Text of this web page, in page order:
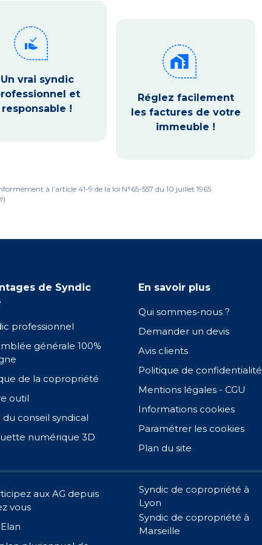
approval_delegation
Un vrai syndic
et
responsable !
home_work
Réglez facilement
les factures de votre
immeuble !
à l’article 41-9 de la loi N°65-557 du 10 juillet 1965
de Syndic
professionnel
générale 100%
de la copropriété
outil
du conseil syndical
numérique 3D
En savoir plus
Qui sommes-nous ?
Demander un devis
Avis clients
Politique de confidentialité
Mentions légales - CGU
Informations cookies
Paramétrer les cookies
Plan du site
aux AG depuis
vous
Syndic de copropriété à
Lyon
Syndic de copropriété à
Marseille